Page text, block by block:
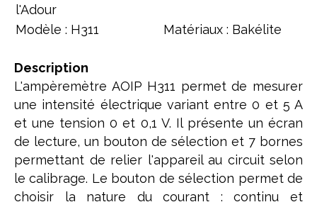
l'Adour
Modèle : H311 Matériaux : Bakélite
Description
L'ampèremètre AOIP H311 permet de mesurer
une intensité électrique variant entre 0 et 5 A
et une tension 0 et 0,1 V. Il présente un écran
de lecture, un bouton de sélection et 7 bornes
permettant de relier l'appareil au circuit selon
le calibrage. Le bouton de sélection permet de
choisir la nature du courant : continu et